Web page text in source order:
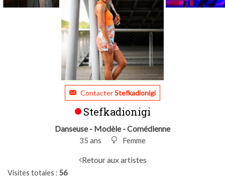
ContacterStefkadionigi
Stefkadionigi
Danseuse - Modèle - Comédienne
35 ans Femme
Retour aux artistes
Visites totales 56